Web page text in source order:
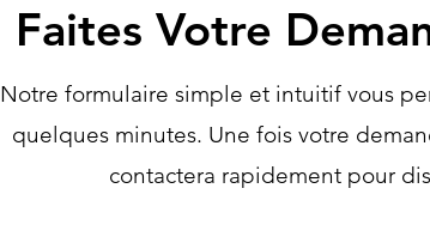
Faites Votre
Notre formulaire simple et intuitif vous
quelques minutes. Une fois votre
contactera rapidement pour